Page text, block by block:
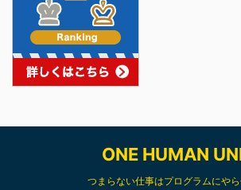
ONE HUMAN
つまらない仕事はプログラムにやら